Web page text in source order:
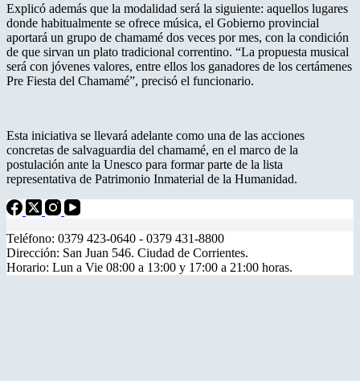
Explicó además que la modalidad será la siguiente: aquellos lugares
donde habitualmente se ofrece música, el Gobierno provincial
aportará un grupo de chamamé dos veces por mes, con la condición
de que sirvan un plato tradicional correntino. “La propuesta musical
será con jóvenes valores, entre ellos los ganadores de los certámenes
Pre Fiesta del Chamamé”, precisó el funcionario.
Esta iniciativa se llevará adelante como una de las acciones
concretas de salvaguardia del chamamé, en el marco de la
postulación ante la Unesco para formar parte de la lista
representativa de Patrimonio Inmaterial de la Humanidad.
Teléfono: 0379 423-0640 - 0379 431-8800
Dirección: San Juan 546. Ciudad de Corrientes.
Horario: Lun a Vie 08:00 a 13:00 y 17:00 a 21:00 horas.